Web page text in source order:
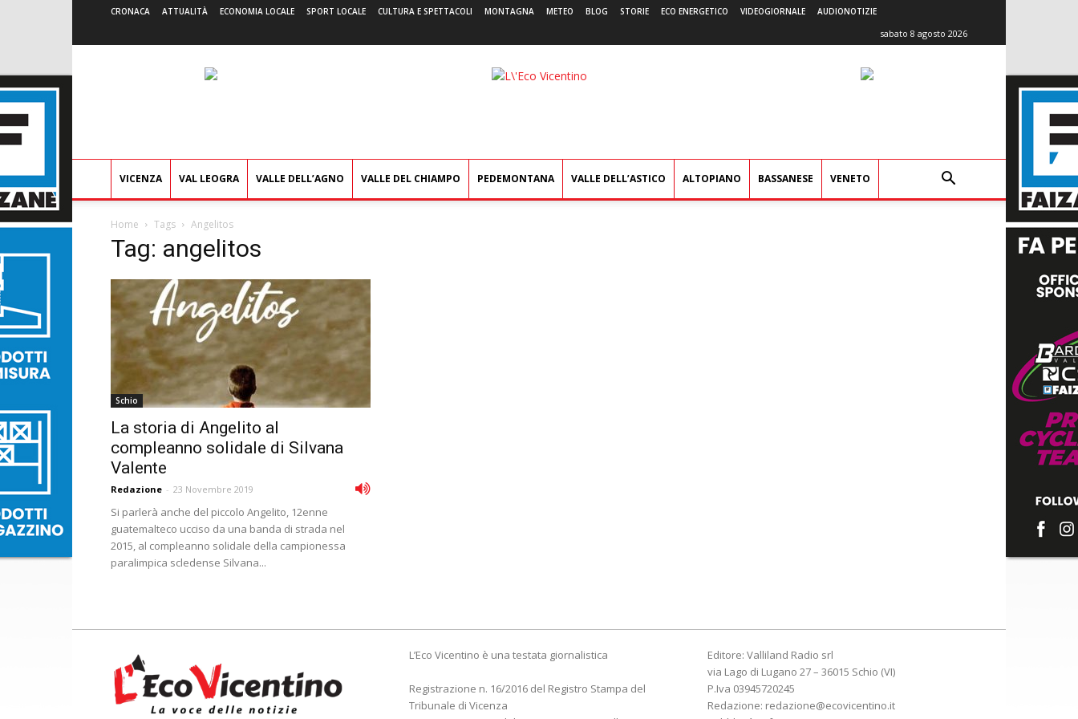
CRONACA ATTUALITÀ ECONOMIA LOCALE SPORT LOCALE CULTURA E SPETTACOLI MONTAGNA METEO BLOG STORIE ECO ENERGETICO VIDEOGIORNALE AUDIONOTIZIE
sabato 8 agosto 2026
L'Eco
VICENZA VAL LEOGRA VALLE DELL’AGNO VALLE DEL CHIAMPO PEDEMONTANA VALLE DELL’ASTICO ALTOPIANO BASSANESE VENETO
Home Tags Angelitos
Tag: angelitos
Schio
La storia di Angelito al
compleanno solidale di Silvana
Valente
Redazione - 23 Novembre 2019
Si parlerà anche del piccolo Angelito, 12enne
guatemalteco ucciso da una banda di strada nel
2015, al compleanno solidale della campionessa
paralimpica scledense Silvana...
L’Eco Vicentino è una testata giornalistica
Registrazione n. 16/2016 del Registro Stampa del
Tribunale di Vicenza
Editore: Valliland Radio srl
via Lago di Lugano 27 – 36015 Schio (VI)
P.Iva 03945720245
Redazione: redazione@ecovicentino.it